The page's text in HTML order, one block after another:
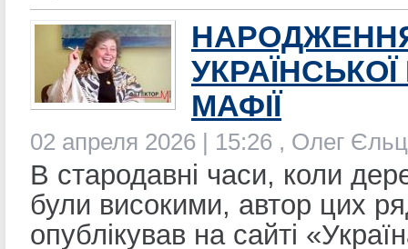
УКРАЇНСЬКОЇ
МАФІЇ
02 апреля 2026 | 15:26 , Олег
В стародавні часи, коли
були високими, автор цих
опублікував на сайті